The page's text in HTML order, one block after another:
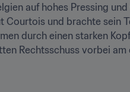
auf hohes Pressing
und brachte sein
durch einen starken
Rechtsschuss vorbei